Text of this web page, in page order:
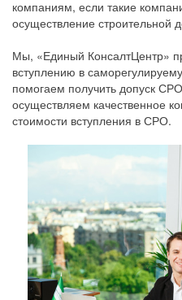
компаниям, если такие
осуществление строительной
Мы, «Единый КонсалтЦентр»
вступлению в
помогаем получить допуск
осуществляем качественное
стоимости вступления в СРО.